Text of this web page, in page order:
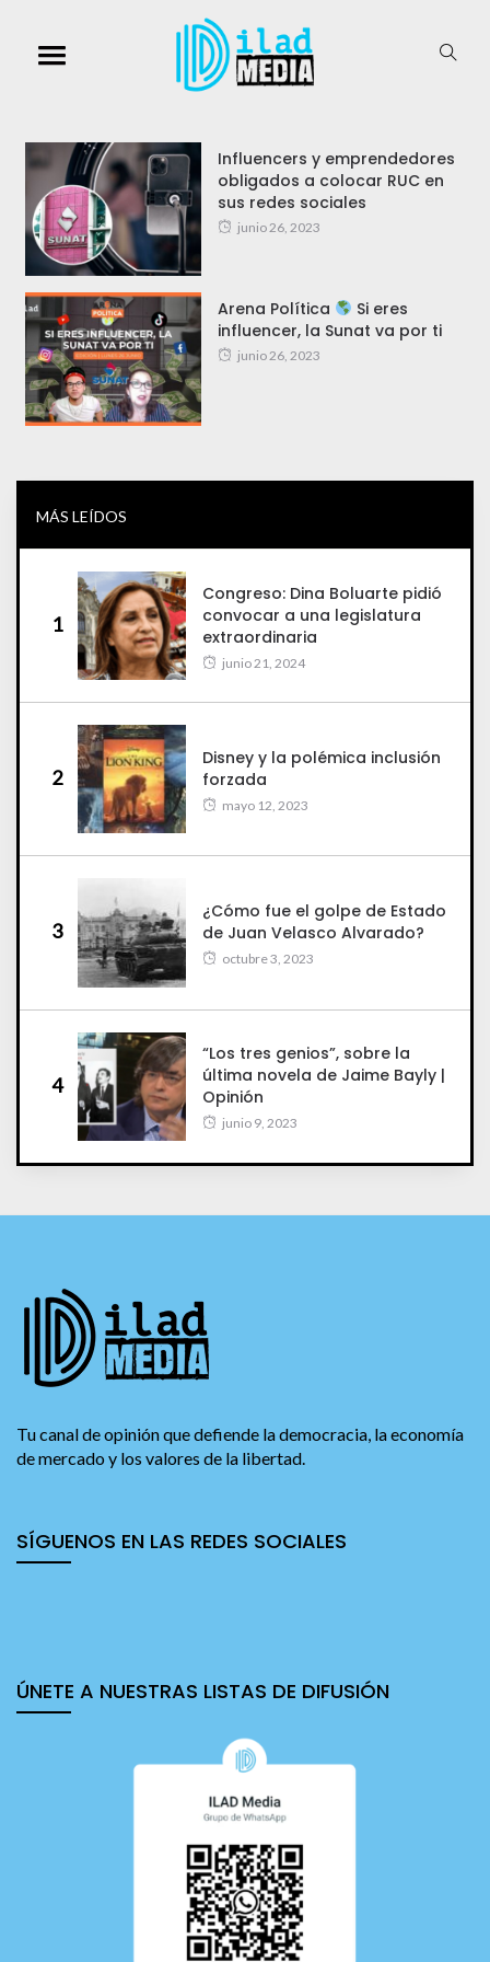
Influencers y emprendedores
obligados a colocar RUC en
sus redes sociales
junio 26, 2023
Arena Política
Si eres
influencer, la Sunat va por ti
junio 26, 2023
MÁS LEÍDOS
1
Congreso: Dina Boluarte pidió
convocar a una legislatura
extraordinaria
junio 21, 2024
2
Disney y la polémica inclusión
forzada
mayo 12, 2023
3
¿Cómo fue el golpe de Estado
de Juan Velasco Alvarado?
octubre 3, 2023
4
“Los tres genios”, sobre la
última novela de Jaime Bayly |
Opinión
junio 9, 2023
Tu canal de opinión que defiende la democracia, la economía
SÍGUENOS EN LAS REDES SOCIALES
ÚNETE A NUESTRAS LISTAS DE DIFUSIÓN